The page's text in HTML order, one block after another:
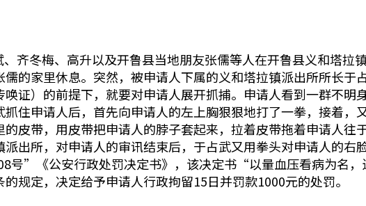
齐冬梅、高升以及开鲁县当地朋友张儒等人在开鲁县义和塔拉
的家里休息。突然，被申请人下属的义和塔拉镇派出所所长于
证）的前提下，就要对申请人展开抓捕。申请人看到一群不明
住申请人后，首先向申请人的左上胸狠狠地打了一拳，接着，
皮带，用皮带把申请人的脖子套起来，拉着皮带拖着申请人往
出所，对申请人的审讯结束后，于占武又用拳头对申请人的右
号”《公安行政处罚决定书》，该决定书“以量血压看病为名
规定，决定给予申请人行政拘留15日并罚款1000元的处罚。